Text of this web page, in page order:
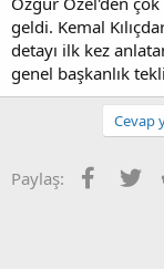
a
t
a
n
geldi. Kemal
detayı ilk kez
genel başkanlık
Cevap
Paylaş: